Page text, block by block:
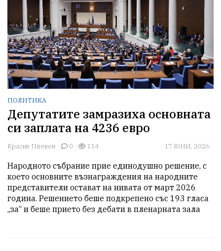
ПОЛИТИКА
Депутатите замразиха основната
си заплата на 4236 евро
Красив Плевен 0 114 17 ЮНИ, 2026
Народното събрание прие единодушно решение, с
което основните възнаграждения на народните
представители остават на нивата от март 2026
година. Решението беше подкрепено със 193 гласа
„за“ и беше прието без дебати в пленарната зала